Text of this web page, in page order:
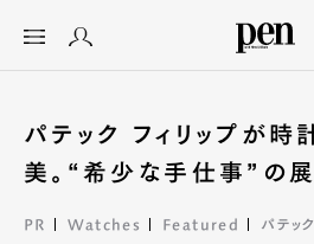
パテック フィリップが時
美。“希少な手仕事”の
PR Watches Featured パテッ